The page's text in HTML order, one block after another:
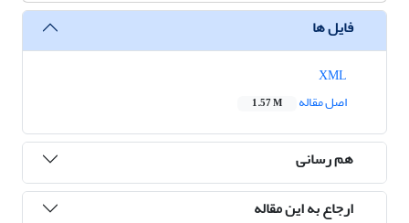
فایل ها
اصل مقاله
1.57 M
هم رسانی
ارجاع به این مقاله